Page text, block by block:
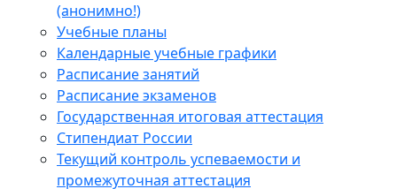
(анонимно!)
Учебные планы
Календарные учебные графики
Расписание занятий
Расписание экзаменов
Государственная итоговая аттестация
Стипендиат России
Текущий контроль успеваемости и
промежуточная аттестация